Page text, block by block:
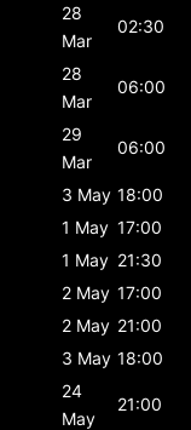
28
Mar
02:30
28
Mar
06:00
29
Mar
06:00
3 May 18:00
1 May 17:00
1 May 21:30
2 May 17:00
2 May 21:00
3 May 18:00
24
May
21:00